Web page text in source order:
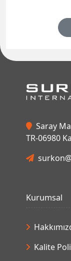
Saray
TR-06980
Kurumsal
Kalite